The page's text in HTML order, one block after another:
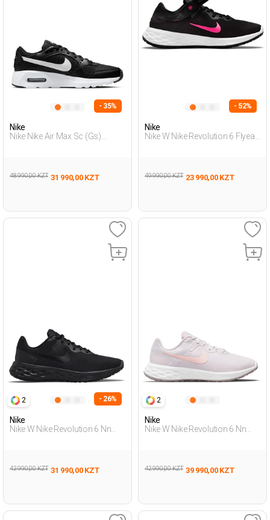
- 35%
Nike
Nike Nike Air Max Sc (Gs)
48 990,00 KZT 31 990,00 KZT
- 52%
Nike
Nike W Nike Revolution 6 Flyea
49 990,00 KZT 23 990,00 KZT
2 - 26%
Nike
Nike W Nike Revolution 6 Nn
42 990,00 KZT 31 990,00 KZT
2
Nike
Nike W Nike Revolution 6 Nn
42 990,00 KZT 39 990,00 KZT